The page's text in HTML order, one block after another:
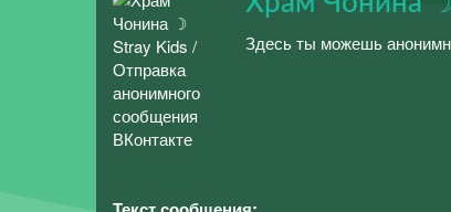
Здесь ты можешь